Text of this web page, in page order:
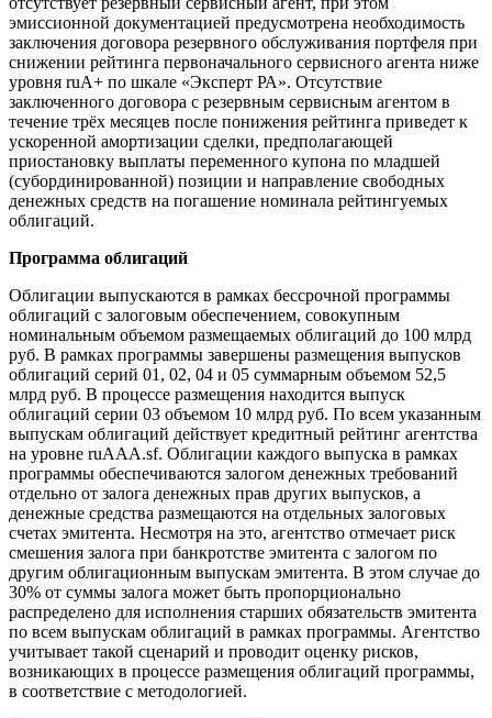
эмиссионной документацией предусмотрена необходимость
заключения договора резервного обслуживания портфеля при
снижении рейтинга первоначального сервисного агента ниже
уровня ruA+ по шкале «Эксперт РА». Отсутствие
заключенного договора с резервным сервисным агентом в
течение трёх месяцев после понижения рейтинга приведет к
ускоренной амортизации сделки, предполагающей
приостановку выплаты переменного купона по младшей
(субординированной) позиции и направление свободных
денежных средств на погашение номинала рейтингуемых
облигаций.
Программа облигаций
Облигации выпускаются в рамках бессрочной программы
облигаций с залоговым обеспечением, совокупным
номинальным объемом размещаемых облигаций до 100 млрд
руб. В рамках программы завершены размещения выпусков
облигаций серий 01, 02, 04 и 05 суммарным объемом 52,5
млрд руб. В процессе размещения находится выпуск
облигаций серии 03 объемом 10 млрд руб. По всем указанным
выпускам облигаций действует кредитный рейтинг агентства
на уровне ruAAA.sf. Облигации каждого выпуска в рамках
программы обеспечиваются залогом денежных требований
отдельно от залога денежных прав других выпусков, а
денежные средства размещаются на отдельных залоговых
счетах эмитента. Несмотря на это, агентство отмечает риск
смешения залога при банкротстве эмитента с залогом по
другим облигационным выпускам эмитента. В этом случае до
30% от суммы залога может быть пропорционально
распределено для исполнения старших обязательств эмитента
по всем выпускам облигаций в рамках программы. Агентство
учитывает такой сценарий и проводит оценку рисков,
возникающих в процессе размещения облигаций программы,
в соответствие с методологией.